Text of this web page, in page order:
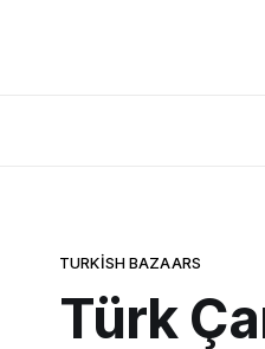
TURKISH BAZAARS
Türk